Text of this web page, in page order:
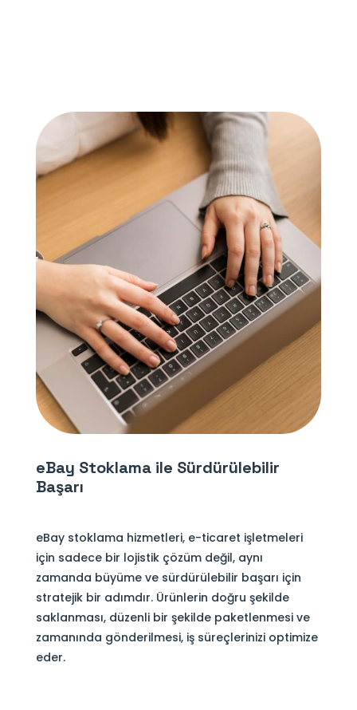
eBay Stoklama ile Sürdürülebilir
Başarı
eBay stoklama hizmetleri, e-ticaret işletmeleri
için sadece bir lojistik çözüm değil, aynı
zamanda büyüme ve sürdürülebilir başarı için
stratejik bir adımdır. Ürünlerin doğru şekilde
saklanması, düzenli bir şekilde paketlenmesi ve
zamanında gönderilmesi, iş süreçlerinizi optimize
eder.